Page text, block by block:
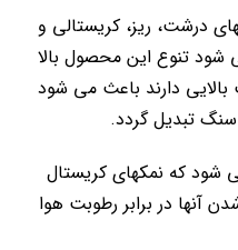
درشت، ریز، کریستالی و
تنوع این محصول بالا
دارند باعث می شود
تبدیل گردد.
شود که نمکهای کریستال
آنها در برابر رطوبت هوا